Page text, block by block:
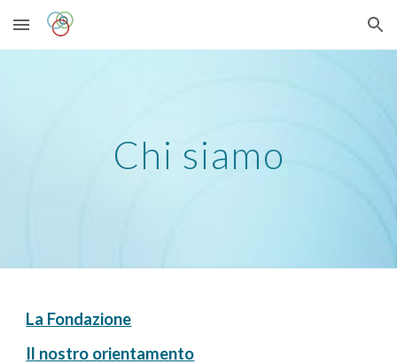
Skip to main content Skip to navigation
Chi siamo
La Fondazione
Il nostro orientamento